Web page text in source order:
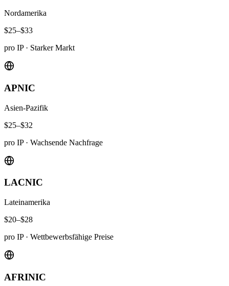
Nordamerika
$25–$33
pro IP· Starker Markt
APNIC
Asien-Pazifik
$25–$32
pro IP· Wachsende Nachfrage
LACNIC
Lateinamerika
$20–$28
pro IP· Wettbewerbsfähige Preise
AFRINIC